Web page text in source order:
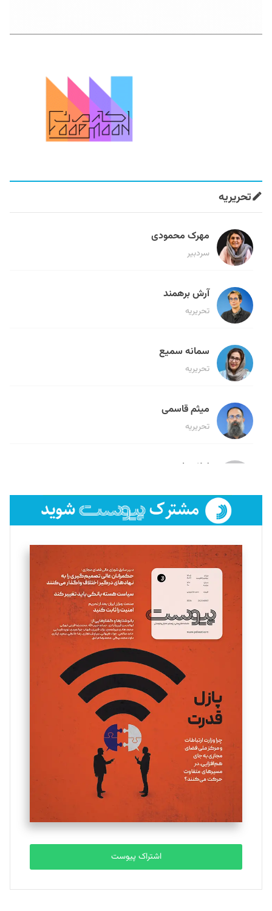
تحریریه
مهرک محمودی
سردبیر
آرش برهمند
تحریریه
سمانه سمیع
تحریریه
میثم قاسمی
تحریریه
لیلا حنارود
فائزه فتحی رستمی
تحریریه
سروش کرمیان
تحریریه
مینا پاکدل
یسنا امان‌پور
تحریریه
ملینا جعفری
تحریریه
مصطفی مسجدی آرانی
تحریریه
بابک نقاش
تحریریه
اشتراک پیوست